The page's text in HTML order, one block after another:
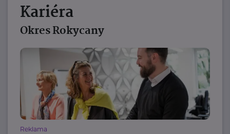
Kariéra
Okres Rokycany
Reklama